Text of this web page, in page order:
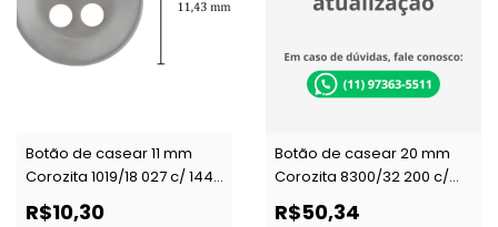
Botão de casear 11 mm
Corozita 1019/18 027 c/ 144
R$10,30
Botão de casear 20 mm
Corozita 8300/32 200 c/
144 un
R$50,34